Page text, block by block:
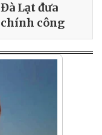
Lạt đưa
công